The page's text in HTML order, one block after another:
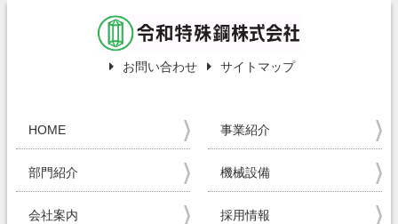
お問い合わせ サイトマップ
HOME 事業紹介
部門紹介 機械設備
会社案内 採用情報